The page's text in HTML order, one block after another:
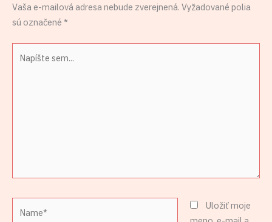
Vaša e-mailová adresa nebude zverejnená. Vyžadované polia
sú označené *
sem...
Uložiť moje